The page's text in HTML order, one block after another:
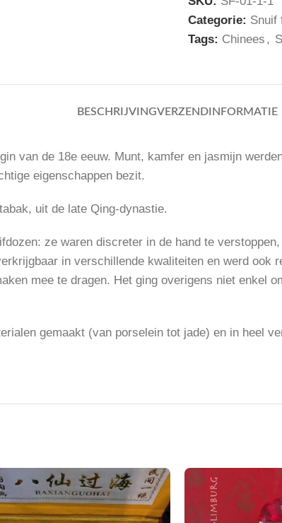
Categorie: Snuif
Tags: Chinees ,
BESCHRIJVINGVERZENDINFORMATIE
van de 18e eeuw. Munt, kamfer en jasmijn
eigenschappen bezit.
uit de late Qing-dynastie.
ze waren discreter in de hand te
in verschillende kwaliteiten en werd ook
mee te dragen. Het ging overigens niet enkel
gemaakt (van porselein tot jade) en in heel